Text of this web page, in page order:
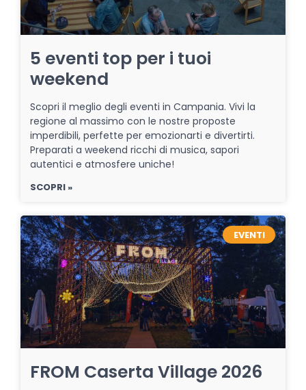
5 eventi top per i tuoi
weekend
Scopri il meglio degli eventi in Campania. Vivi la
regione al massimo con le nostre proposte
imperdibili, perfette per emozionarti e divertirti.
Preparati a weekend ricchi di musica, sapori
autentici e atmosfere uniche!
SCOPRI »
EVENTI
FROM Caserta Village 2026